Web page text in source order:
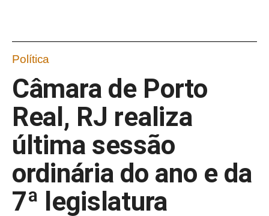
Política
Câmara de Porto
Real, RJ realiza
última sessão
ordinária do ano e da
7ª legislatura